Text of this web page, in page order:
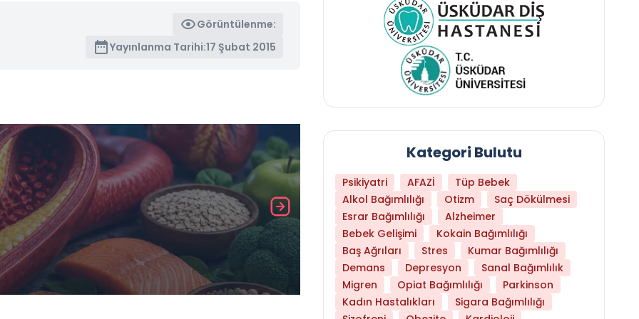
Görüntülenme:
Yayınlanma Tarihi:17 Şubat 2015
Daha Az Protein Tüketmek Yaşlanmayı
Kategori Bulutu
Psikiyatri AFAZİ
Tüp Bebek
Alkol Bağımlılığı
Otizm
Saç Dökülmesi
Esrar Bağımlılığı
Alzheimer
Bebek Gelişimi
Kokain Bağımlılığı
Baş Ağrıları
Stres
Kumar Bağımlılığı
Demans
Depresyon
Sanal Bağımlılık
Migren
Opiat Bağımlılığı
Parkinson
Kadın Hastalıkları
Sigara Bağımlılığı